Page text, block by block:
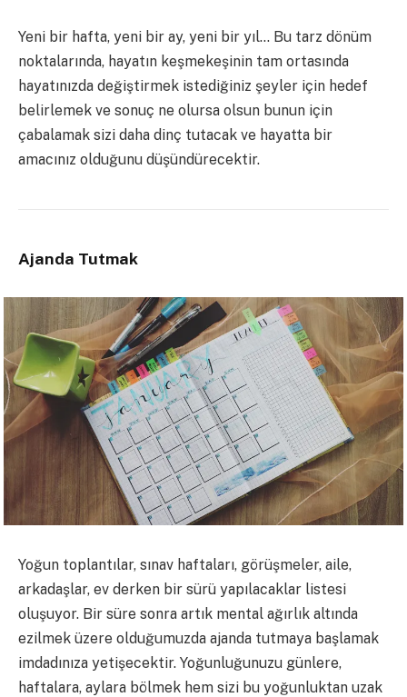
Yeni bir hafta, yeni bir ay, yeni bir yıl… Bu tarz dönüm
noktalarında, hayatın keşmekeşinin tam ortasında
hayatınızda değiştirmek istediğiniz şeyler için hedef
belirlemek ve sonuç ne olursa olsun bunun için
çabalamak sizi daha dinç tutacak ve hayatta bir
amacınız olduğunu düşündürecektir.
Ajanda Tutmak
Yoğun toplantılar, sınav haftaları, görüşmeler, aile,
arkadaşlar, ev derken bir sürü yapılacaklar listesi
oluşuyor. Bir süre sonra artık mental ağırlık altında
ezilmek üzere olduğumuzda ajanda tutmaya başlamak
imdadınıza yetişecektir. Yoğunluğunuzu günlere,
haftalara, aylara bölmek hem sizi bu yoğunluktan uzak